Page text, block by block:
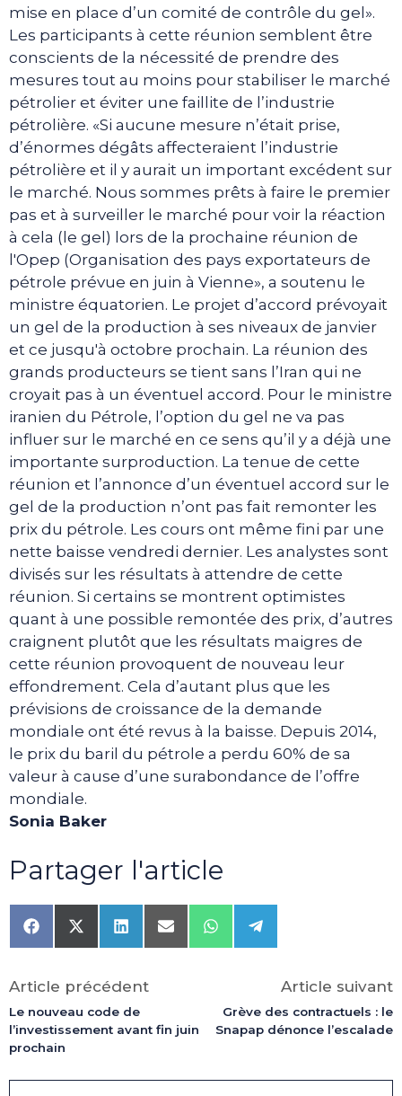
mise en place d’un comité de contrôle du gel».
Les participants à cette réunion semblent être
conscients de la nécessité de prendre des
mesures tout au moins pour stabiliser le marché
pétrolier et éviter une faillite de l’industrie
pétrolière. «Si aucune mesure n’était prise,
d’énormes dégâts affecteraient l’industrie
pétrolière et il y aurait un important excédent sur
le marché. Nous sommes prêts à faire le premier
pas et à surveiller le marché pour voir la réaction
à cela (le gel) lors de la prochaine réunion de
l'Opep (Organisation des pays exportateurs de
pétrole prévue en juin à Vienne», a soutenu le
ministre équatorien. Le projet d’accord prévoyait
un gel de la production à ses niveaux de janvier
et ce jusqu'à octobre prochain. La réunion des
grands producteurs se tient sans l’Iran qui ne
croyait pas à un éventuel accord. Pour le ministre
iranien du Pétrole, l’option du gel ne va pas
influer sur le marché en ce sens qu’il y a déjà une
importante surproduction. La tenue de cette
réunion et l’annonce d’un éventuel accord sur le
gel de la production n’ont pas fait remonter les
prix du pétrole. Les cours ont même fini par une
nette baisse vendredi dernier. Les analystes sont
divisés sur les résultats à attendre de cette
réunion. Si certains se montrent optimistes
quant à une possible remontée des prix, d’autres
craignent plutôt que les résultats maigres de
cette réunion provoquent de nouveau leur
effondrement. Cela d’autant plus que les
prévisions de croissance de la demande
mondiale ont été revus à la baisse. Depuis 2014,
le prix du baril du pétrole a perdu 60% de sa
valeur à cause d’une surabondance de l’offre
mondiale.
Sonia Baker
Partager l'article
Share
on
Share
on
(Twitter)
Share
on
Share
on
Share
on
Share
on
Article précédent
Le nouveau code de
l’investissement avant fin juin
prochain
Article suivant
Grève des contractuels : le
Snapap dénonce l’escalade